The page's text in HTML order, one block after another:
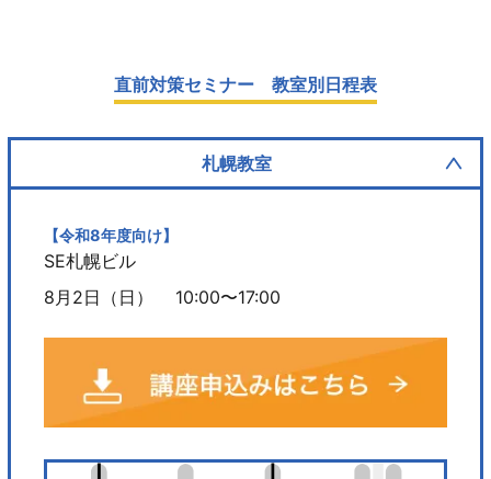
直前対策セミナー 教室別日程表
札幌教室
【令和8年度向け】
SE札幌ビル
8月2日（日）
10:00〜17:00